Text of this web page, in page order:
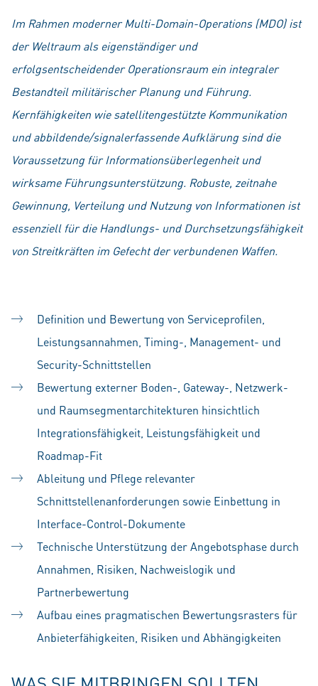
Im Rahmen moderner Multi-Domain-Operations (MDO) ist
der Weltraum als eigenständiger und
erfolgsentscheidender Operationsraum ein integraler
Bestandteil militärischer Planung und Führung.
Kernfähigkeiten wie satellitengestützte Kommunikation
und abbildende/signalerfassende Aufklärung sind die
Voraussetzung für Informationsüberlegenheit und
wirksame Führungsunterstützung. Robuste, zeitnahe
Gewinnung, Verteilung und Nutzung von Informationen ist
essenziell für die Handlungs- und Durchsetzungsfähigkeit
von Streitkräften im Gefecht der verbundenen Waffen.
Definition und Bewertung von Serviceprofilen,
Leistungsannahmen, Timing-, Management- und
Security-Schnittstellen
Bewertung externer Boden-, Gateway-, Netzwerk-
und Raumsegmentarchitekturen hinsichtlich
Integrationsfähigkeit, Leistungsfähigkeit und
Roadmap-Fit
Ableitung und Pflege relevanter
Schnittstellenanforderungen sowie Einbettung in
Interface-Control-Dokumente
Technische Unterstützung der Angebotsphase durch
Annahmen, Risiken, Nachweislogik und
Partnerbewertung
Aufbau eines pragmatischen Bewertungsrasters für
Anbieterfähigkeiten, Risiken und Abhängigkeiten